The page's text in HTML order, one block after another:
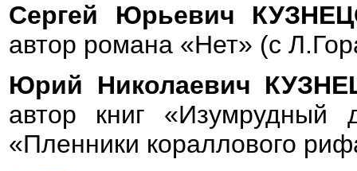
Сергей Юрьевич
автор романа «Нет» (с
Юрий Николаевич
автор книг «Изумрудный
«Пленники кораллового